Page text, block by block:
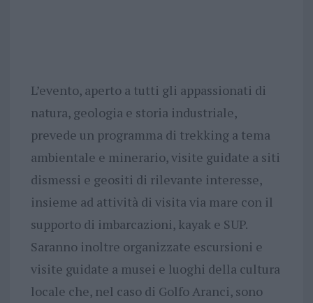
L’evento, aperto a tutti gli appassionati di
natura, geologia e storia industriale,
prevede un programma di trekking a tema
ambientale e minerario, visite guidate a siti
dismessi e geositi di rilevante interesse,
insieme ad attività di visita via mare con il
supporto di imbarcazioni, kayak e SUP.
Saranno inoltre organizzate escursioni e
visite guidate a musei e luoghi della cultura
locale che, nel caso di Golfo Aranci, sono